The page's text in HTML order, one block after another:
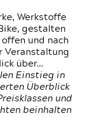
Werkstoffe
gestalten
und nach
Veranstaltung
über…
Einstieg in
Überblick
und
beinhalten